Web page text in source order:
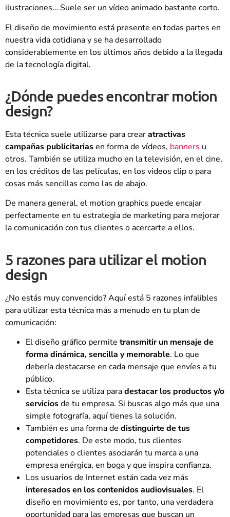
ilustraciones… Suele ser un vídeo animado bastante corto.
El diseño de movimiento está presente en todas partes en
nuestra vida cotidiana y se ha desarrollado
considerablemente en los últimos años debido a la llegada
de la tecnología digital.
¿Dónde puedes encontrar motion
design?
Esta técnica suele utilizarse para crearatractivas
campañas publicitariasen forma de vídeos, banners u
otros. También se utiliza mucho en la televisión, en el cine,
en los créditos de las películas, en los videos clip o para
cosas más sencillas como las de abajo.
De manera general, el motion graphics puede encajar
perfectamente en tu estrategia de marketing para mejorar
la comunicación con tus clientes o acercarte a ellos.
5 razones para utilizar el motion
design
¿No estás muy convencido? Aquí está 5 razones infalibles
para utilizar esta técnica más a menudo en tu plan de
comunicación:
El diseño gráfico permite transmitir un mensaje de
forma dinámica, sencilla y memorable. Lo que
debería destacarse en cada mensaje que envíes a tu
público.
Esta técnica se utiliza paradestacar los productos y/o
serviciosde tu empresa. Si buscas algo más que una
simple fotografía, aquí tienes la solución.
También es una forma de distinguirte de tus
competidores. De este modo, tus clientes
potenciales o clientes asociarán tu marca a una
empresa enérgica, en boga y que inspira confianza.
Los usuarios de Internet están cada vez más
interesados en los contenidos audiovisuales. El
diseño en movimiento es, por tanto, una verdadera
oportunidad para las empresas que buscan un